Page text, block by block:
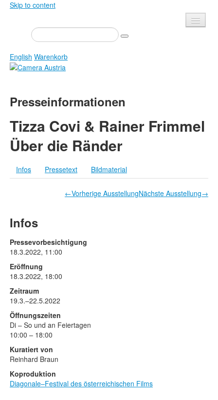
Skip to content
Presse
Veranstaltungen
Newsletter
Über uns
Ausschreibungen
Shop
Datenschutz
Mediadaten
English Warenkorb
Zeitschrift
Ausstellungen
Bücher
Edition
Bibliothek
Rechtliche Informationen
Presseinformationen
Tizza Covi & Rainer Frimmel
Über die Ränder
Infos Pressetext Bildmaterial
←Vorherige AusstellungNächste Ausstellung→
Infos
Pressevorbesichtigung
18.3.2022, 11:00
Eröffnung
18.3.2022, 18:00
Zeitraum
19.3.–22.5.2022
Öffnungszeiten
Di – So und an Feiertagen
10:00 – 18:00
Kuratiert von
Reinhard Braun
Koproduktion
Diagonale–Festival des österreichischen Films